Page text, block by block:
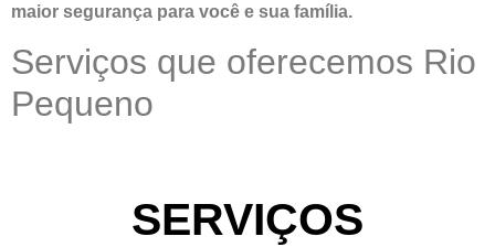
maior segurança para você e sua família.
Serviços que oferecemos Rio
Pequeno
SERVIÇOS